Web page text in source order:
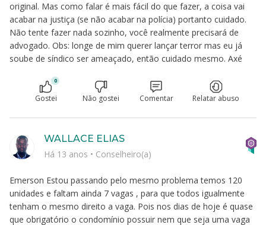
original. Mas como falar é mais fácil do que fazer, a coisa vai
acabar na justiça (se não acabar na polícia) portanto cuidado.
Não tente fazer nada sozinho, você realmente precisará de
advogado. Obs: longe de mim querer lançar terror mas eu já
soube de síndico ser ameaçado, então cuidado mesmo. Axé
0
Gostei Não gostei Comentar Relatar abuso
Emerson Estou passando pelo mesmo problema temos 120
unidades e faltam ainda 7 vagas , para que todos igualmente
tenham o mesmo direito a vaga. Pois nos dias de hoje é quase
que obrigatório o condomínio possuir nem que seja uma vaga
WALLACE ELIAS
Há 13 anos • Conselheiro(a)